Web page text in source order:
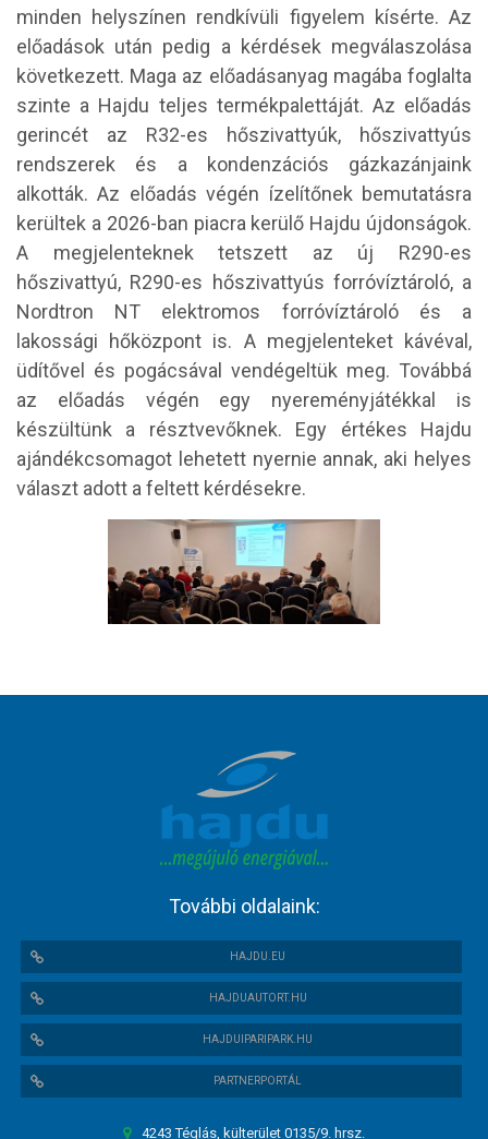
minden helyszínen rendkívüli figyelem kísérte. Az
előadások után pedig a kérdések megválaszolása
következett. Maga az előadásanyag magába foglalta
szinte a Hajdu teljes termékpalettáját. Az előadás
gerincét az R32-es hőszivattyúk, hőszivattyús
rendszerek és a kondenzációs gázkazánjaink
alkották. Az előadás végén ízelítőnek bemutatásra
kerültek a 2026-ban piacra kerülő Hajdu újdonságok.
A megjelenteknek tetszett az új R290-es
hőszivattyú, R290-es hőszivattyús forróvíztároló, a
Nordtron NT elektromos forróvíztároló és a
lakossági hőközpont is. A megjelenteket kávéval,
üdítővel és pogácsával vendégeltük meg. Továbbá
az előadás végén egy nyereményjátékkal is
készültünk a résztvevőknek. Egy értékes Hajdu
ajándékcsomagot lehetett nyernie annak, aki helyes
választ adott a feltett kérdésekre.
További oldalaink:
HAJDU.EU
HAJDUAUTORT.HU
HAJDUIPARIPARK.HU
PARTNERPORTÁL
4243 Téglás, külterület 0135/9. hrsz.